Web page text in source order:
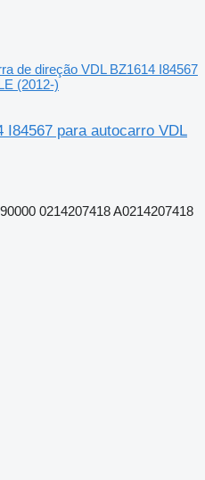
de direção VDL BZ1614 I84567
(2012-)
I84567 para autocarro VDL
0214207418 A0214207418